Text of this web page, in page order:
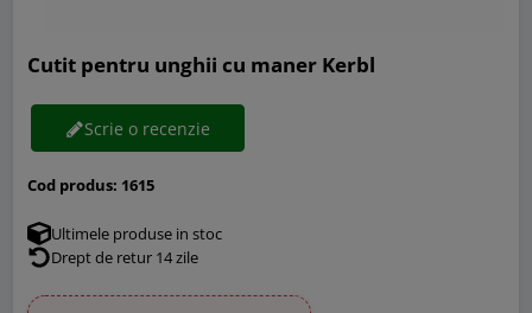
Cutit pentru unghii cu maner Kerbl
Scrie o recenzie
Cod produs: 1615
Ultimele produse in stoc
Drept de retur 14 zile